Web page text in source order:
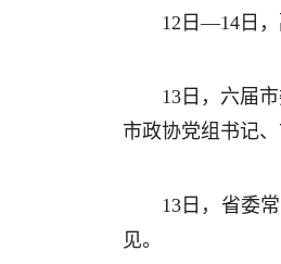
12日—14日
13日，六届
市政协党组书记
13日，省委
见。